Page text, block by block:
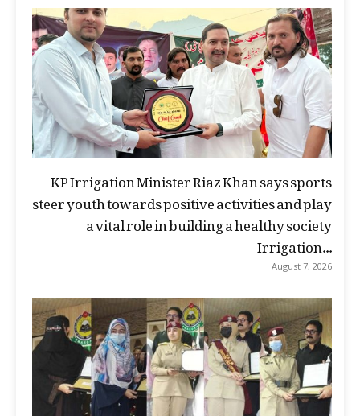
KP Irrigation Minister Riaz Khan says sports
steer youth towards positive activities and play
a vital role in building a healthy society
Irrigation...
August 7, 2026